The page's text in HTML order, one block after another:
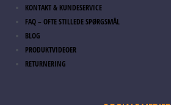
KONTAKT & KUNDESERVICE
FAQ – OFTE STILLEDE SPØRGSMÅL
BLOG
PRODUKTVIDEOER
RETURNERING